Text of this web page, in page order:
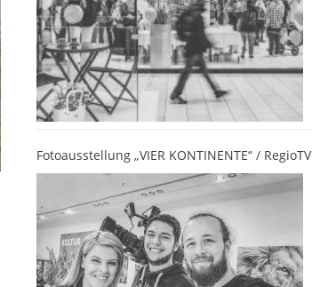
Fotoausstellung „VIER KONTINENTE“ / RegioTV